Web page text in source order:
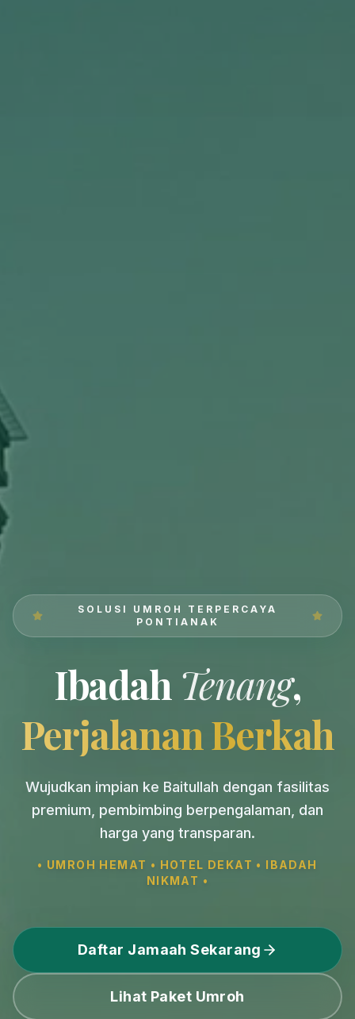
SOLUSI UMROH TERPERCAYA
PONTIANAK
Ibadah Tenang,
Perjalanan Berkah
Wujudkan impian ke Baitullah dengan fasilitas
premium, pembimbing berpengalaman, dan
harga yang transparan.
• UMROH HEMAT • HOTEL DEKAT • IBADAH
NIKMAT •
Daftar Jamaah Sekarang
Lihat Paket Umroh